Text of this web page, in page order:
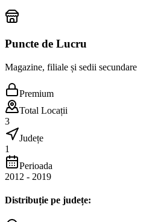
Puncte de Lucru
Magazine, filiale și sedii secundare
Premium
Total Locații
3
Județe
1
Perioada
2012 - 2019
Distribuție pe județe: